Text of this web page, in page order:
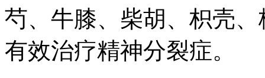
芍、牛膝、柴胡、枳壳
有效治疗精神分裂症。